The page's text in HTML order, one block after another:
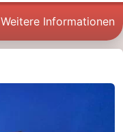
Weitere Informationen